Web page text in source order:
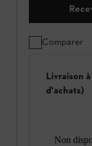
Comparer
Livraison
d'achats)
Non